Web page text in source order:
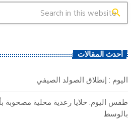
search
أحدث المقالات
اليوم : إنطلاق الصولد الصيفي
طقس اليوم: خلايا رعدية محلية مصحوبة
بالوسط